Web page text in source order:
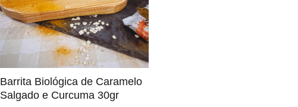
Barrita Biológica de Caramelo
Salgado e Curcuma 30gr